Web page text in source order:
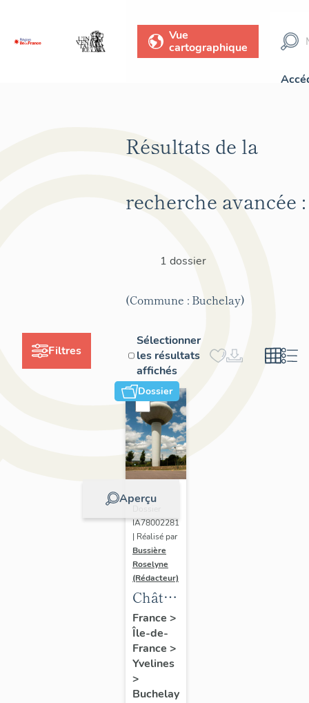
Vue
cartographique
Filtres
Résultats de la
recherche avancée :
1 dossier
(Commune : Buchelay)
Sélectionner
les résultats
affichés
Dossier
Aperçu
IA78002281
| Réalisé par
Bussière
Roselyne
(Rédacteur)
Château
d'eau
du Val
Fourré
France >
Île-de-
France >
Yvelines
>
Buchelay